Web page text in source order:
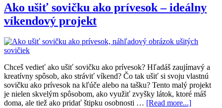
Ako ušiť sovičku ako prívesok – ideálny
víkendový projekt
Chceš vedieť ako ušiť sovičku ako prívesok? Hľadáš zaujímavý a
kreatívny spôsob, ako stráviť víkend? Čo tak ušiť si svoju vlastnú
sovičku ako prívesok na kľúče alebo na tašku? Tento malý projekt
je nielen skvelým spôsobom, ako využiť zvyšky látok, ktoré máš
doma, ale tiež ako pridať štipku osobnosti … [Read more...]